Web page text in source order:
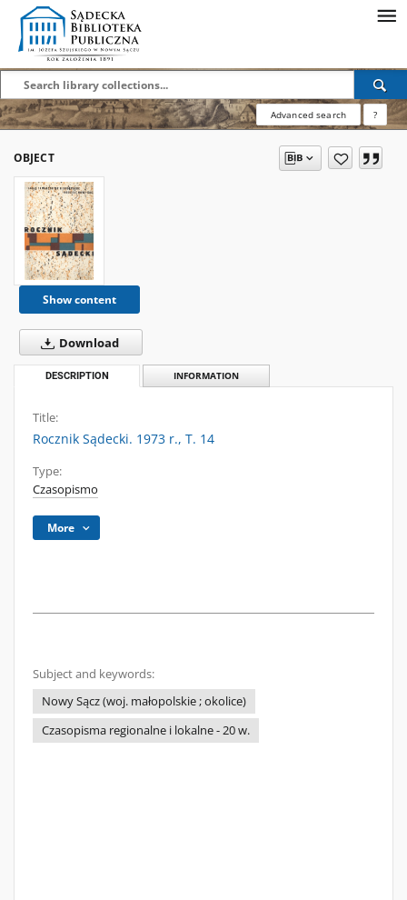
Advanced search ?
OBJECT
Show content
Download
DESCRIPTION INFORMATION
Title:
Rocznik Sądecki. 1973 r., T. 14
Type:
Czasopismo
More
Subject and keywords:
Nowy Sącz (woj. małopolskie ; okolice)
Czasopisma regionalne i lokalne - 20 w.